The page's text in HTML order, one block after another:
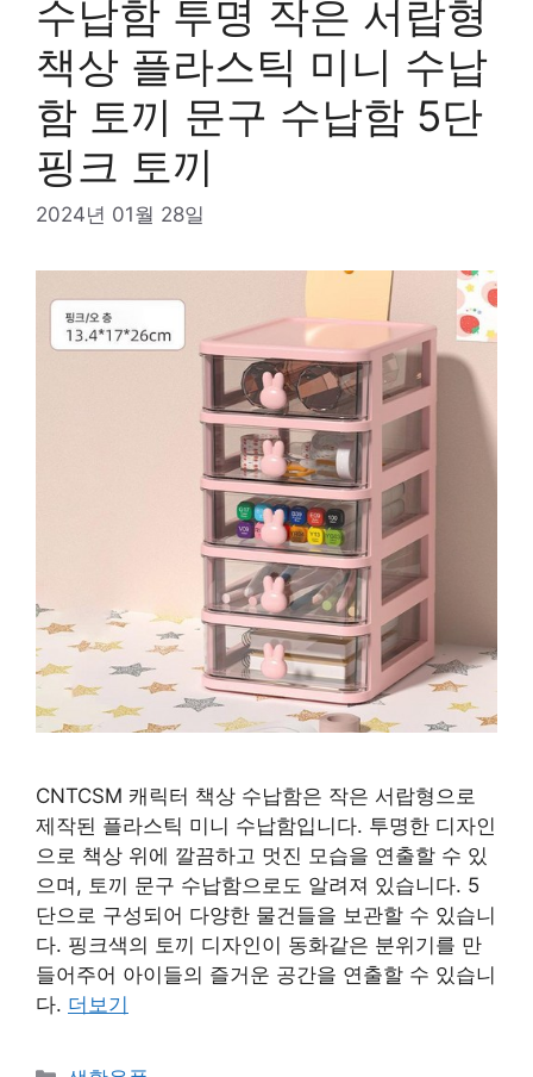
수납함 투명 작은 서랍형
책상 플라스틱 미니 수납
함 토끼 문구 수납함 5단
핑크 토끼
2024년 01월 28일
CNTCSM 캐릭터 책상 수납함은 작은 서랍형으로
제작된 플라스틱 미니 수납함입니다. 투명한 디자인
으로 책상 위에 깔끔하고 멋진 모습을 연출할 수 있
으며, 토끼 문구 수납함으로도 알려져 있습니다. 5
단으로 구성되어 다양한 물건들을 보관할 수 있습니
다. 핑크색의 토끼 디자인이 동화같은 분위기를 만
들어주어 아이들의 즐거운 공간을 연출할 수 있습니
다. 더보기